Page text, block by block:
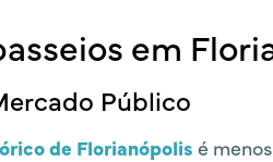
em
Público
de Florianópolis é